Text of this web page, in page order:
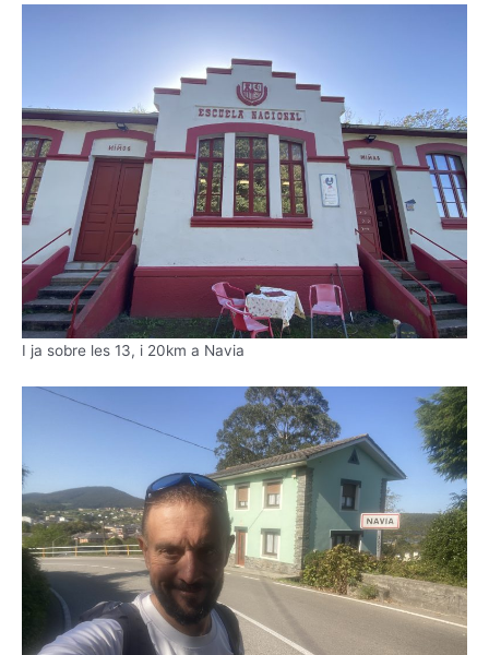
I ja sobre les 13, i 20km a Navia